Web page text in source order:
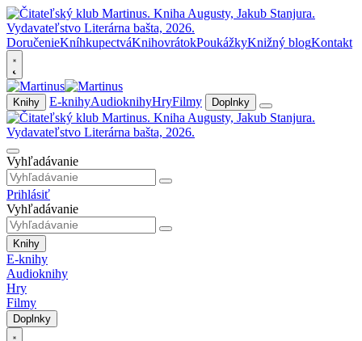
DoručenieKníhkupectváKnihovrátokPoukážkyKnižný blogKontakt
Knihy E-knihyAudioknihyHryFilmy Doplnky
Vyhľadávanie
Prihlásiť
Vyhľadávanie
Knihy
E-knihy
Audioknihy
Hry
Filmy
Doplnky